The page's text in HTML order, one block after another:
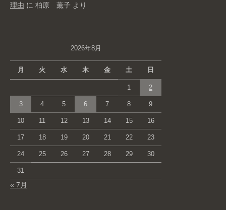
理由 に 柏原 薫子 より
2026年8月
月 火 水 木 金 土 日
1 2
3 4 5 6 7 8 9
10 11 12 13 14 15 16
17 18 19 20 21 22 23
24 25 26 27 28 29 30
31
« 7月